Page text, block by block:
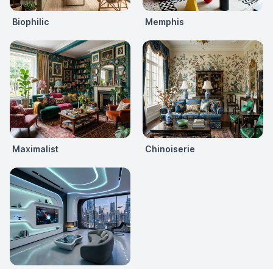
Biophilic Memphis
Maximalist Chinoiserie